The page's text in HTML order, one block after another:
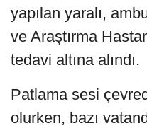
yapılan yaralı,
ve Araştırma
tedavi altına alındı.
Patlama sesi
olurken, bazı